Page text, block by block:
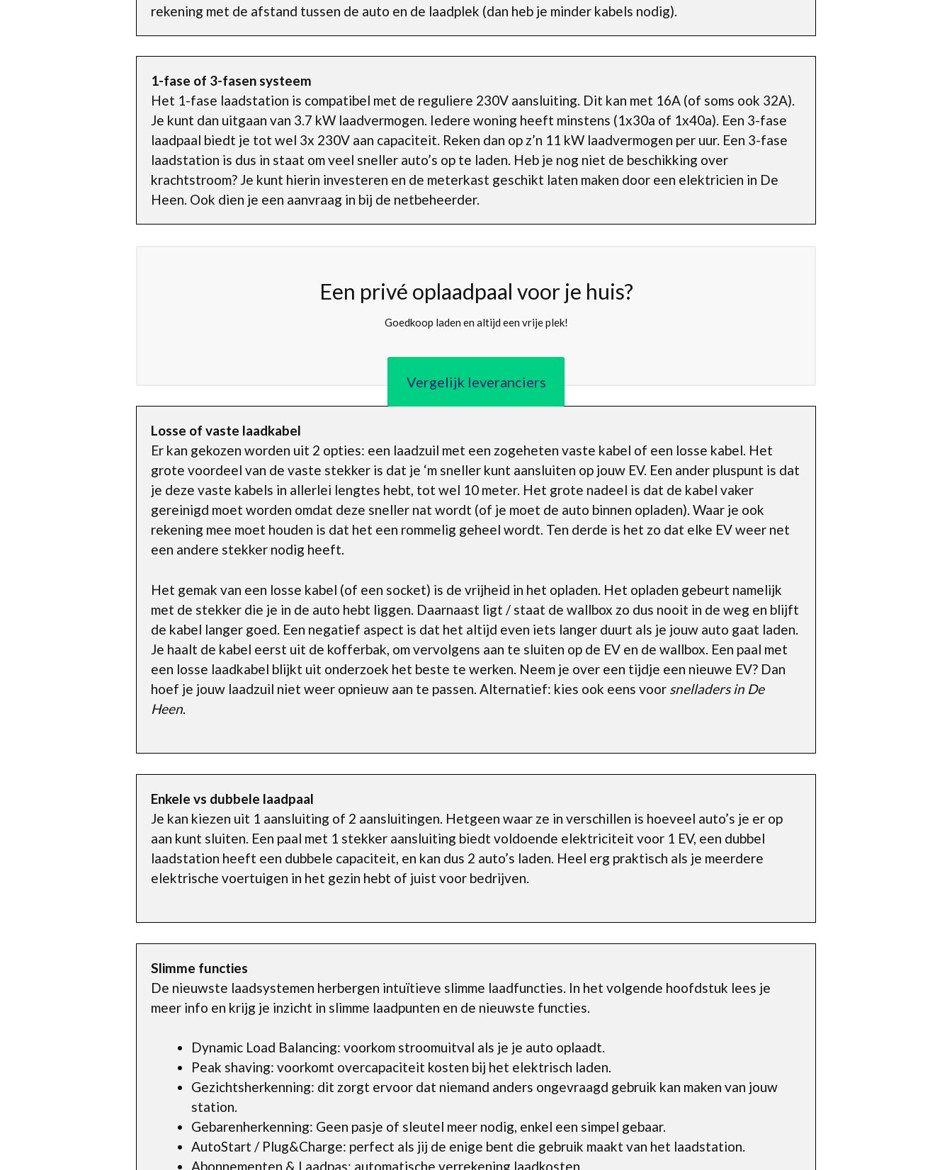
rekening met de afstand tussen de auto en de laadplek (dan heb je minder kabels nodig).
1-fase of 3-fasen systeem
Het 1-fase laadstation is compatibel met de reguliere 230V aansluiting. Dit kan met 16A (of soms ook 32A).
Je kunt dan uitgaan van 3.7 kW laadvermogen. Iedere woning heeft minstens (1x30a of 1x40a). Een 3-fase
laadpaal biedt je tot wel 3x 230V aan capaciteit. Reken dan op z’n 11 kW laadvermogen per uur. Een 3-fase
laadstation is dus in staat om veel sneller auto’s op te laden. Heb je nog niet de beschikking over
krachtstroom? Je kunt hierin investeren en de meterkast geschikt laten maken door een elektricien in De
Heen. Ook dien je een aanvraag in bij de netbeheerder.
Een privé oplaadpaal voor je huis?
Goedkoop laden en altijd een vrije plek!
Vergelijk leveranciers
Losse of vaste laadkabel
Er kan gekozen worden uit 2 opties: een laadzuil met een zogeheten vaste kabel of een losse kabel. Het
grote voordeel van de vaste stekker is dat je ‘m sneller kunt aansluiten op jouw EV. Een ander pluspunt is dat
je deze vaste kabels in allerlei lengtes hebt, tot wel 10 meter. Het grote nadeel is dat de kabel vaker
gereinigd moet worden omdat deze sneller nat wordt (of je moet de auto binnen opladen). Waar je ook
rekening mee moet houden is dat het een rommelig geheel wordt. Ten derde is het zo dat elke EV weer net
een andere stekker nodig heeft.
Het gemak van een losse kabel (of een socket) is de vrijheid in het opladen. Het opladen gebeurt namelijk
met de stekker die je in de auto hebt liggen. Daarnaast ligt / staat de wallbox zo dus nooit in de weg en blijft
de kabel langer goed. Een negatief aspect is dat het altijd even iets langer duurt als je jouw auto gaat laden.
Je haalt de kabel eerst uit de kofferbak, om vervolgens aan te sluiten op de EV en de wallbox. Een paal met
een losse laadkabel blijkt uit onderzoek het beste te werken. Neem je over een tijdje een nieuwe EV? Dan
hoef je jouw laadzuil niet weer opnieuw aan te passen. Alternatief: kies ook eens voor snelladers in De
Heen
Enkele vs dubbele laadpaal
Je kan kiezen uit 1 aansluiting of 2 aansluitingen. Hetgeen waar ze in verschillen is hoeveel auto’s je er op
aan kunt sluiten. Een paal met 1 stekker aansluiting biedt voldoende elektriciteit voor 1 EV, een dubbel
laadstation heeft een dubbele capaciteit, en kan dus 2 auto’s laden. Heel erg praktisch als je meerdere
elektrische voertuigen in het gezin hebt of juist voor bedrijven.
Slimme functies
De nieuwste laadsystemen herbergen intuïtieve slimme laadfuncties. In het volgende hoofdstuk lees je
meer info en krijg je inzicht in slimme laadpunten en de nieuwste functies.
Dynamic Load Balancing: voorkom stroomuitval als je je auto oplaadt.
Peak shaving: voorkomt overcapaciteit kosten bij het elektrisch laden.
Gezichtsherkenning: dit zorgt ervoor dat niemand anders ongevraagd gebruik kan maken van jouw
station.
Gebarenherkenning: Geen pasje of sleutel meer nodig, enkel een simpel gebaar.
AutoStart / Plug&Charge: perfect als jij de enige bent die gebruik maakt van het laadstation.
Abonnementen & Laadpas: automatische verrekening laadkosten.